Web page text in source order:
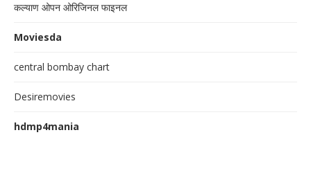
कल्याण ओपन ओरिजिनल फाइनल
Moviesda
central bombay chart
Desiremovies
hdmp4mania